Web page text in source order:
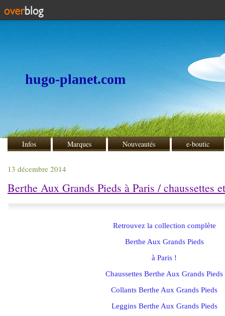
hugo-planet.com
Infos Marques Nouveautés e-boutic
13 décembre 2014
Berthe Aux Grands Pieds à Paris / chaussettes
Retrouvez la collection complète
Berthe Aux Grands Pieds
à Paris !
Chaussettes Berthe Aux Grands Pieds
Collants Berthe Aux Grands Pieds
Leggins Berthe Aux Grands Pieds